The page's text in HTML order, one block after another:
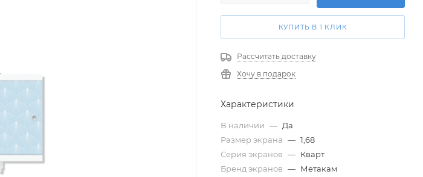
КУПИТЬ В 1 КЛИК
Рассчитать доставку
Хочу в подарок
Характеристики
В наличии — Да
Размер экрана — 1,68
Серия экранов — Кварт
Бренд экранов — Метакам